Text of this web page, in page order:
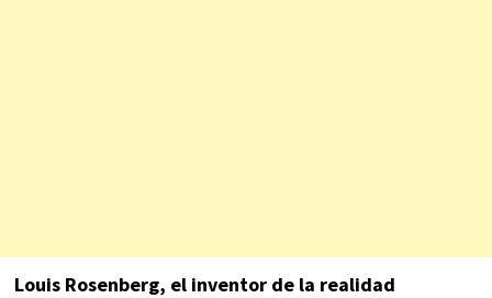
Louis Rosenberg, el inventor de la realidad